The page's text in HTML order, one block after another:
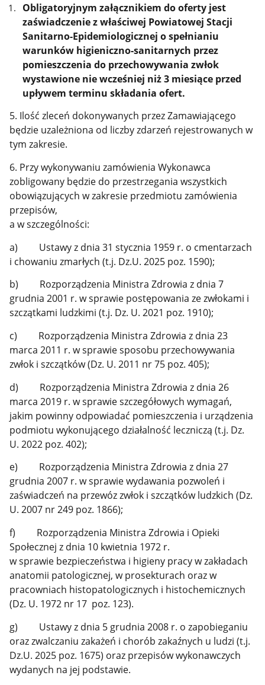
Obligatoryjnym załącznikiem do oferty jest
zaświadczenie z właściwej Powiatowej Stacji
Sanitarno-Epidemiologicznej o spełnianiu
warunków higieniczno-sanitarnych przez
pomieszczenia do przechowywania zwłok
wystawione nie wcześniej niż 3 miesiące przed
upływem terminu składania ofert.
5. Ilość zleceń dokonywanych przez Zamawiającego
będzie uzależniona od liczby zdarzeń rejestrowanych w
tym zakresie.
6. Przy wykonywaniu zamówienia Wykonawca
zobligowany będzie do przestrzegania wszystkich
obowiązujących w zakresie przedmiotu zamówienia
przepisów,
a w szczególności:
a) Ustawy z dnia 31 stycznia 1959 r. o cmentarzach
i chowaniu zmarłych (t.j. Dz.U. 2025 poz. 1590);
b) Rozporządzenia Ministra Zdrowia z dnia 7
grudnia 2001 r. w sprawie postępowania ze zwłokami i
szczątkami ludzkimi (t.j. Dz. U. 2021 poz. 1910);
c) Rozporządzenia Ministra Zdrowia z dnia 23
marca 2011 r. w sprawie sposobu przechowywania
zwłok i szczątków (Dz. U. 2011 nr 75 poz. 405);
d) Rozporządzenia Ministra Zdrowia z dnia 26
marca 2019 r. w sprawie szczegółowych wymagań,
jakim powinny odpowiadać pomieszczenia i urządzenia
podmiotu wykonującego działalność leczniczą (t.j. Dz.
U. 2022 poz. 402);
e) Rozporządzenia Ministra Zdrowia z dnia 27
grudnia 2007 r. w sprawie wydawania pozwoleń i
zaświadczeń na przewóz zwłok i szczątków ludzkich (Dz.
U. 2007 nr 249 poz. 1866);
f) Rozporządzenia Ministra Zdrowia i Opieki
Społecznej z dnia 10 kwietnia 1972 r.
w sprawie bezpieczeństwa i higieny pracy w zakładach
anatomii patologicznej, w prosekturach oraz w
pracowniach histopatologicznych i histochemicznych
(Dz. U. 1972 nr 17 poz. 123).
g) Ustawy z dnia 5 grudnia 2008 r. o zapobieganiu
oraz zwalczaniu zakażeń i chorób zakaźnych u ludzi (t.j.
Dz.U. 2025 poz. 1675) oraz przepisów wykonawczych
wydanych na jej podstawie.